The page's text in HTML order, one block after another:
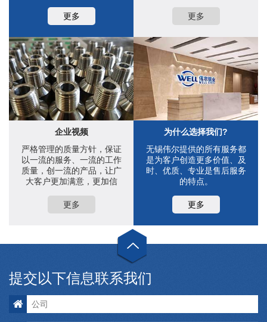
更多 更多
企业视频
严格管理的质量方针，保证
以一流的服务、一流的工作
质量，创一流的产品，让广
大客户更加满意，更加信
户莅临指导与合作！
更多
为什么选择我们?
无锡伟尔提供的所有服务都
是为客户创造更多价值、及
时、优质、专业是售后服务
的特点。
更多
提交以下信息联系我们